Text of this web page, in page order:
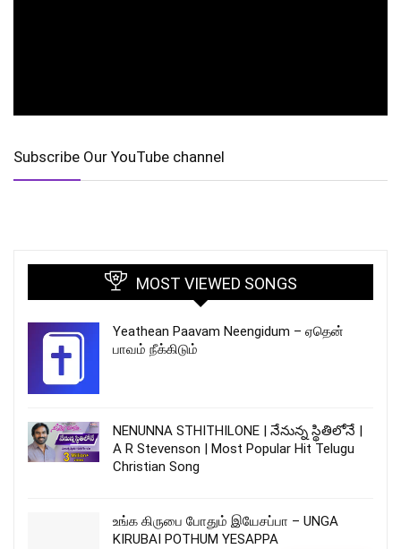
Subscribe Our YouTube channel
MOST VIEWED SONGS
Yeathean Paavam Neengidum – ஏதென்
பாவம் நீக்கிடும்
NENUNNA STHITHILONE | నేనున్న స్థితిలోనే |
A R Stevenson | Most Popular Hit Telugu
Christian Song
உங்க கிருபை போதும் இயேசப்பா – UNGA
KIRUBAI POTHUM YESAPPA